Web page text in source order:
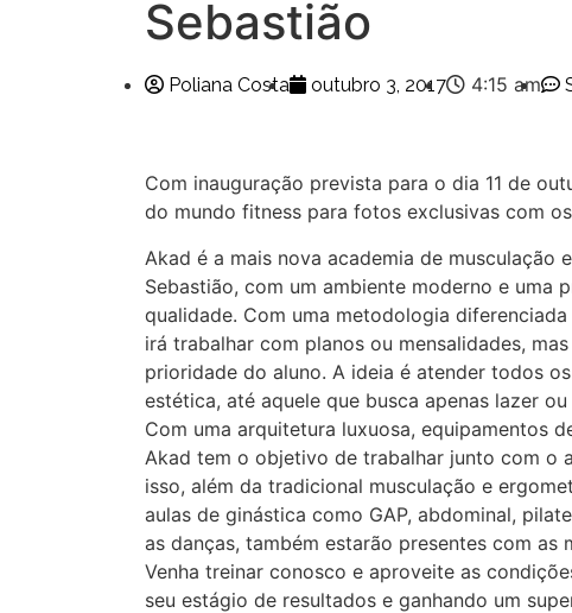
Sebastião
Poliana Costa outubro 3, 2017 4:15 am
Com inauguração prevista para o dia 11 de
do mundo fitness para fotos exclusivas com
Akad é a mais nova academia de musculação
Sebastião, com um ambiente moderno e uma
qualidade. Com uma metodologia
irá trabalhar com planos ou mensalidades,
prioridade do aluno. A ideia é atender todos
estética, até aquele que busca apenas lazer
Com uma arquitetura luxuosa, equipamentos
Akad tem o objetivo de trabalhar junto com o
isso, além da tradicional musculação e
aulas de ginástica como GAP, abdominal,
as danças, também estarão presentes com as
Venha treinar conosco e aproveite as
seu estágio de resultados e ganhando um